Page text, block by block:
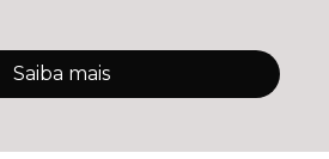
Saiba mais